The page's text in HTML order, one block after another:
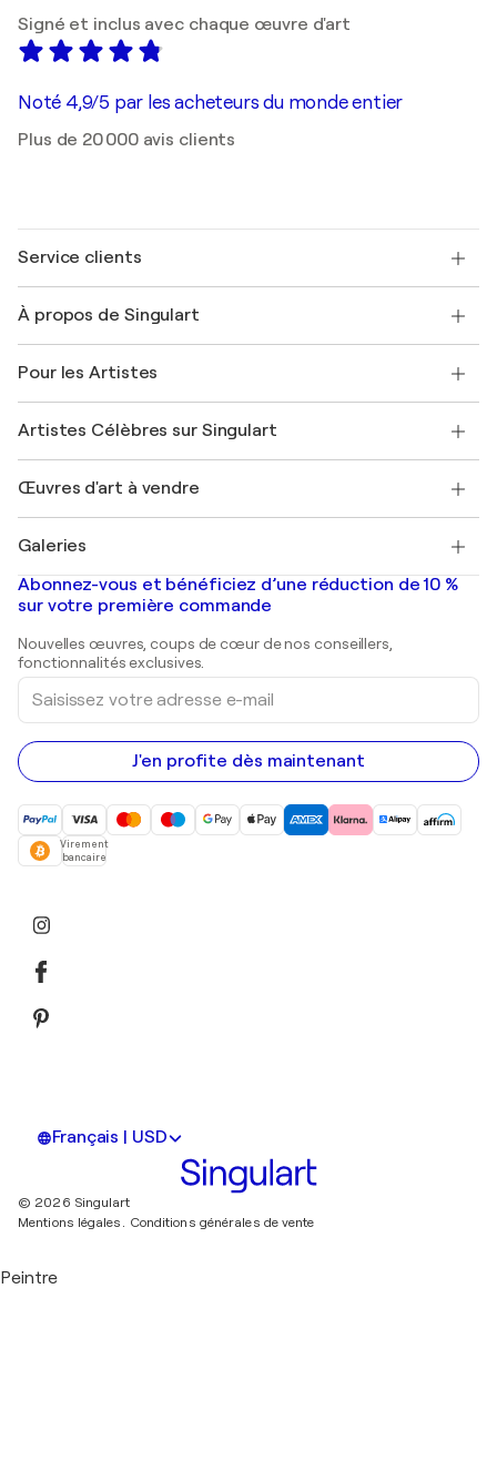
Signé et inclus avec chaque œuvre d'art
Noté 4,9/5 par les acheteurs du monde entier
Plus de 20 000 avis clients
Service clients
Expédition
Offrir une carte cadeau
Rejoignez notre programme commercial
Mon compte
+33 1 76 44 06 42
À propos de Singulart
FAQ
Magazine Singulart
Emplois
Découvrez une sélection d'art original
Pour les Artistes
Se connecter en tant qu'Artiste
Artistes Célèbres sur Singulart
Marc Chagall
Banksy
Mr. Brainwash
Shepard Fairey
Œuvres d'art à vendre
Tableaux abstraits à vendre
Peintures de paysage
Estampes
Peintures acryliques
Galeries
Galeries d'art en France
Galeries d'art en Belgique
Abonnez-vous et bénéficiez d’une réduction de 10 %
sur votre première commande
Nouvelles œuvres, coups de cœur de nos conseillers,
fonctionnalités exclusives.
Saisissez
votre
adresse
e-
mail
J'en profite dès maintenant
Virement
bancaire
Français | USD
© 2026 Singulart
Mentions légales. Conditions générales de vente
Peintre